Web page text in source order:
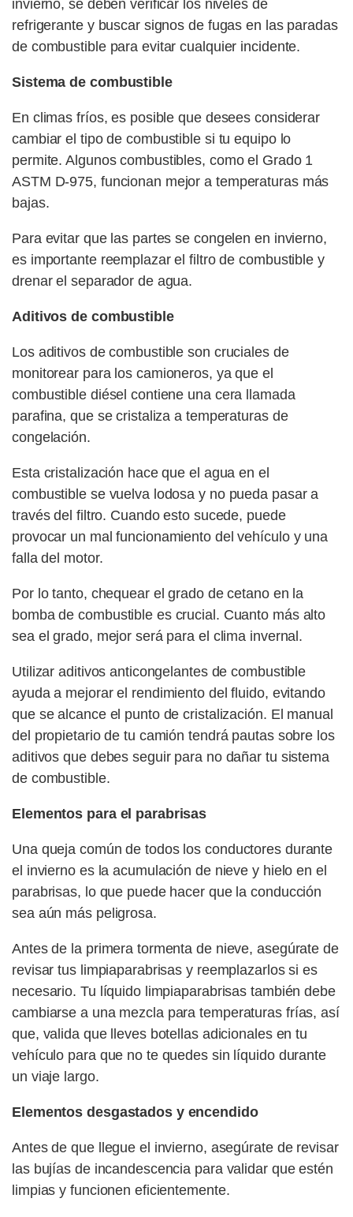
invierno, se deben verificar los niveles de
refrigerante y buscar signos de fugas en las paradas
de combustible para evitar cualquier incidente.
Sistema de combustible
En climas fríos, es posible que desees considerar
cambiar el tipo de combustible si tu equipo lo
permite. Algunos combustibles, como el Grado 1
ASTM D-975, funcionan mejor a temperaturas más
bajas.
Para evitar que las partes se congelen en invierno,
es importante reemplazar el filtro de combustible y
drenar el separador de agua.
Aditivos de combustible
Los aditivos de combustible son cruciales de
monitorear para los camioneros, ya que el
combustible diésel contiene una cera llamada
parafina, que se cristaliza a temperaturas de
congelación.
Esta cristalización hace que el agua en el
combustible se vuelva lodosa y no pueda pasar a
través del filtro. Cuando esto sucede, puede
provocar un mal funcionamiento del vehículo y una
falla del motor.
Por lo tanto, chequear el grado de cetano en la
bomba de combustible es crucial. Cuanto más alto
sea el grado, mejor será para el clima invernal.
Utilizar aditivos anticongelantes de combustible
ayuda a mejorar el rendimiento del fluido, evitando
que se alcance el punto de cristalización. El manual
del propietario de tu camión tendrá pautas sobre los
aditivos que debes seguir para no dañar tu sistema
de combustible.
Elementos para el parabrisas
Una queja común de todos los conductores durante
el invierno es la acumulación de nieve y hielo en el
parabrisas, lo que puede hacer que la conducción
sea aún más peligrosa.
Antes de la primera tormenta de nieve, asegúrate de
revisar tus limpiaparabrisas y reemplazarlos si es
necesario. Tu líquido limpiaparabrisas también debe
cambiarse a una mezcla para temperaturas frías, así
que, valida que lleves botellas adicionales en tu
vehículo para que no te quedes sin líquido durante
un viaje largo.
Elementos desgastados y encendido
Antes de que llegue el invierno, asegúrate de revisar
las bujías de incandescencia para validar que estén
limpias y funcionen eficientemente.